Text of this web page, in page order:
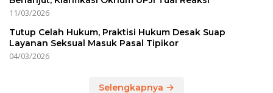
11/03/2026
Tutup Celah Hukum, Praktisi Hukum Desak Suap
Layanan Seksual Masuk Pasal Tipikor
04/03/2026
Selengkapnya